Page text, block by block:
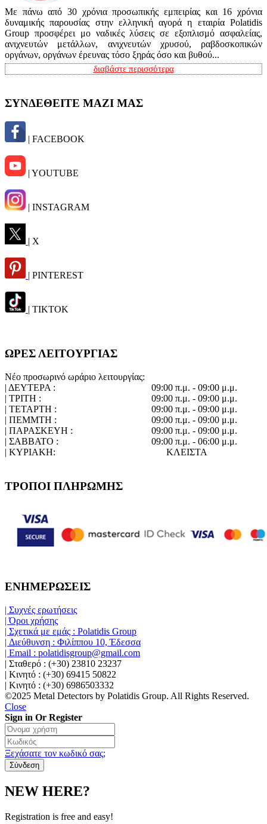
Με πάνω από 30 χρόνια προσωπικής εμπειρίας και 16 χρόνια
δυναμικής παρουσίας στην ελληνική αγορά η εταιρία Polatidis
Group προσφέρει μο ναδικές λύσεις σε εξοπλισμό ασφαλείας,
ανιχνευτών μετάλλων, ανιχνευτών χρυσού, ραβδοσκοπικών
οργάνων, οργάνων έρευνας τόσο ξηράς όσο και βυθού...
διαβάστε περισσότερα
ΣΥΝΔΕΘΕΙΤΕ ΜΑΖΙ ΜΑΣ
| FACEBOOK
| YOUTUBE
| INSTAGRAM
| X
| PINTEREST
| TIKTOK
ΩΡΕΣ ΛΕΙΤΟΥΡΓΙΑΣ
Νέο προσωρινό ωράριο λειτουργίας:
| ΔΕΥΤΕΡΑ :
09:00 π.μ. - 09:00 μ.μ.
| ΤΡΙΤΗ :
09:00 π.μ. - 09:00 μ.μ.
| ΤΕΤΑΡΤΗ :
09:00 π.μ. - 09:00 μ.μ.
| ΠΕΜΜΤΗ :
09:00 π.μ. - 09:00 μ.μ.
| ΠΑΡΑΣΚΕΥΗ :
09:00 π.μ. - 09:00 μ.μ.
| ΣΑΒΒΑΤΟ :
09:00 π.μ. - 06:00 μ.μ.
| ΚΥΡΙΑΚΗ:
ΚΛΕΙΣΤΑ
ΤΡΟΠΟΙ ΠΛΗΡΩΜΗΣ
ΕΝΗΜΕΡΩΣΕΙΣ
| Συχνές ερωτήσεις
| Όροι χρήσης
| Σχετικά με εμάς : Polatidis Group
| Διεύθυνση : Φιλίππου 10, Έδεσσα
| Email : polatidisgroup@gmail.com
| Σταθερό : (+30) 23810 23237
| Κινητό : (+30) 69415 50822
| Κινητό : (+30) 6986503332
©2025 Metal Detectors by Polatidis Group. All Rights Reserved.
Close
Sign in Or Register
Ξεχάσατε τον κωδικό σας;
NEW HERE?
Registration is free and easy!